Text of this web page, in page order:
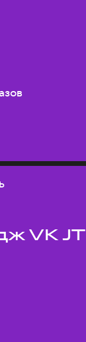
VK JT